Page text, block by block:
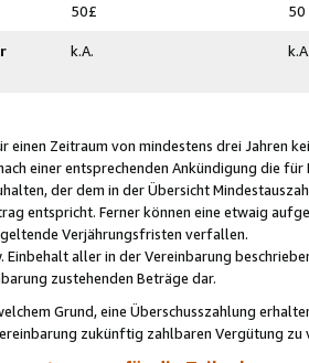
50£ 50
k.A.
einen Zeitraum von mindestens drei Jahren
einer entsprechenden Ankündigung die
der dem in der Übersicht
entspricht. Ferner können eine etwaig
Verjährungsfristen verfallen.
Einbehalt aller in der Vereinbarung
zustehenden Beträge dar.
Grund, eine Überschusszahlung
zukünftig zahlbaren Vergütung zu